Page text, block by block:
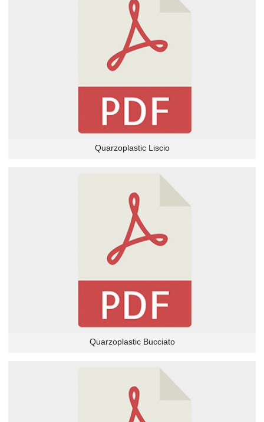
Quarzoplastic Liscio
Quarzoplastic Bucciato